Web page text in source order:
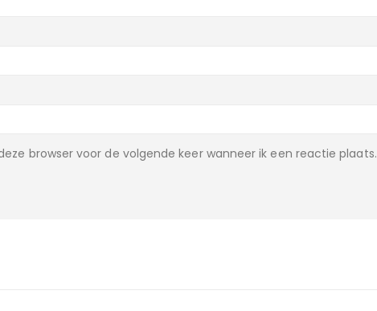
browser voor de volgende keer wanneer ik een reactie plaats.